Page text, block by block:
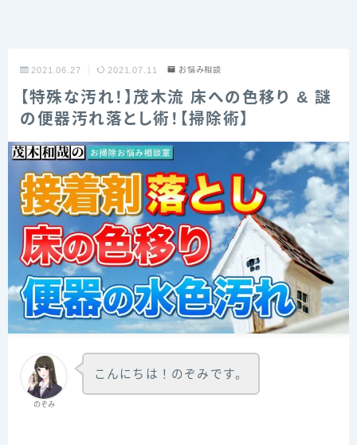
2021.06.27 2021.07.11 お悩み相談
【特殊な汚れ！】茂木流 床への色移り & 謎
の便器汚れ落とし術！【掃除術】
のぞみ
こんにちは！のぞみです。